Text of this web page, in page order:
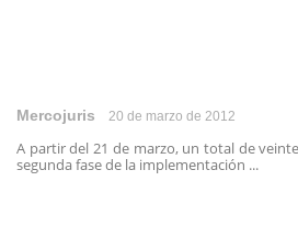
Mercojuris 20 de marzo de 2012
A partir del 21 de marzo, un total de
segunda fase de la implementación ...